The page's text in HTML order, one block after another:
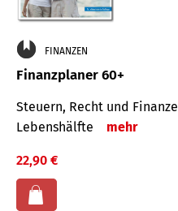
FINANZEN
Finanzplaner 60+
Steuern, Recht und
Lebenshälfte
mehr
22,90 €